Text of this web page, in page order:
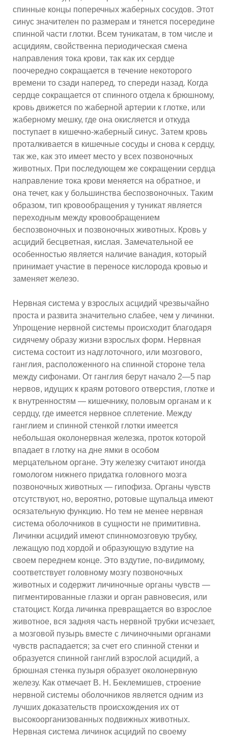
спинные концы поперечных жаберных сосудов. Этот
синус значителен по размерам и тянется посередине
спинной части глотки. Всем туникатам, в том числе и
асцидиям, свойственна периодическая смена
направления тока крови, так как их сердце
поочередно сокращается в течение некоторого
времени то сзади наперед, то спереди назад. Когда
сердце сокращается от спинного отдела к брюшному,
кровь движется по жаберной артерии к глотке, или
жаберному мешку, где она окисляется и откуда
поступает в кишечно-жаберный синус. Затем кровь
проталкивается в кишечные сосуды и снова к сердцу,
так же, как это имеет место у всех позвоночных
животных. При последующем же сокращении сердца
направление тока крови меняется на обратное, и
она течет, как у большинства беспозвоночных. Таким
образом, тип кровообращения у туникат является
переходным между кровообращением
беспозвоночных и позвоночных животных. Кровь у
асцидий бесцветная, кислая. Замечательной ее
особенностью является наличие ванадия, который
принимает участие в переносе кислорода кровью и
заменяет железо.
Нервная система у взрослых асцидий чрезвычайно
проста и развита значительно слабее, чем у личинки.
Упрощение нервной системы происходит благодаря
сидячему образу жизни взрослых форм. Нервная
система состоит из надглоточного, или мозгового,
ганглия, расположенного на спинной стороне тела
между сифонами. От ганглия берут начало 2—5 пар
нервов, идущих к краям ротового отверстия, глотке и
к внутренностям — кишечнику, половым органам и к
сердцу, где имеется нервное сплетение. Между
ганглием и спинной стенкой глотки имеется
небольшая околонервная железка, проток которой
впадает в глотку на дне ямки в особом
мерцательном органе. Эту железку считают иногда
гомологом нижнего придатка головного мозга
позвоночных животных — гипофиза. Органы чувств
отсутствуют, но, вероятно, ротовые щупальца имеют
осязательную функцию. Но тем не менее нервная
система оболочников в сущности не примитивна.
Личинки асцидий имеют спинномозговую трубку,
лежащую под хордой и образующую вздутие на
своем переднем конце. Это вздутие, по-видимому,
соответствует головному мозгу позвоночных
животных и содержит личиночные органы чувств —
пигментированные глазки и орган равновесия, или
статоцист. Когда личинка превращается во взрослое
животное, вся задняя часть нервной трубки исчезает,
а мозговой пузырь вместе с личиночными органами
чувств распадается; за счет его спинной стенки и
образуется спинной ганглий взрослой асцидий, а
брюшная стенка пузыря образует околонервную
железу. Как отмечает В. Н. Беклемишев, строение
нервной системы оболочников является одним из
лучших доказательств происхождения их от
высокоорганизованных подвижных животных.
Нервная система личинок асцидий по своему